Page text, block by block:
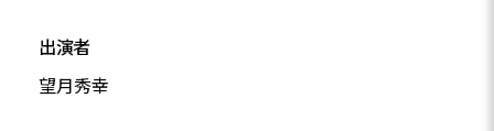
出演者
望月秀幸